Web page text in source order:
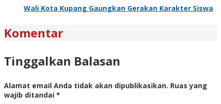
Wali Kota Kupang Gaungkan Gerakan Karakter Siswa
Komentar
Tinggalkan Balasan
Alamat email Anda tidak akan dipublikasikan. Ruas yang
wajib ditandai *